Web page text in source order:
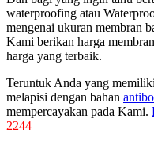
waterproofing atau
mengenai ukuran membran
Kami berikan harga
harga yang terbaik.
Teruntuk Anda yang
melapisi dengan bahan
mempercayakan pada Kami.
2244